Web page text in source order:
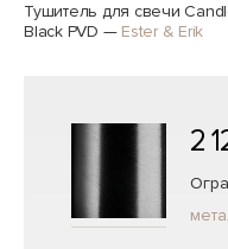
Тушитель для свечи
Black PVD — Ester & Erik
2